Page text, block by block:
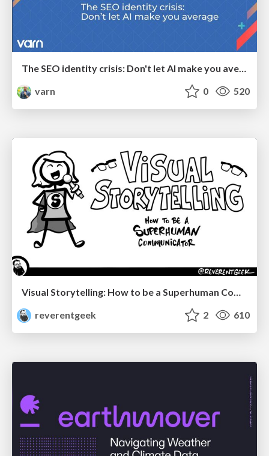
The SEO identity crisis: Don't let AI make you average
varn
0 520
Visual Storytelling: How to be a Superhuman Communicator
reverentgeek
2 610